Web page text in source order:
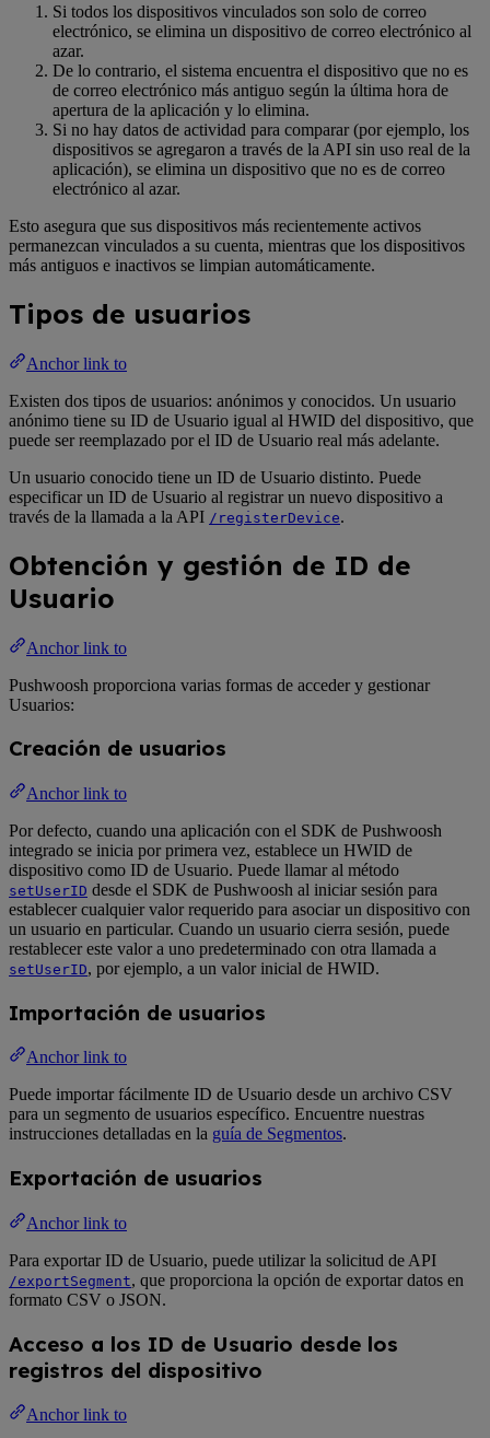
Si todos los dispositivos vinculados son solo de correo
electrónico, se elimina un dispositivo de correo electrónico al
azar.
De lo contrario, el sistema encuentra el dispositivo que no es
de correo electrónico más antiguo según la última hora de
apertura de la aplicación y lo elimina.
Si no hay datos de actividad para comparar (por ejemplo, los
dispositivos se agregaron a través de la API sin uso real de la
aplicación), se elimina un dispositivo que no es de correo
electrónico al azar.
Esto asegura que sus dispositivos más recientemente activos
permanezcan vinculados a su cuenta, mientras que los dispositivos
más antiguos e inactivos se limpian automáticamente.
Tipos de usuarios
Anchor link to
Existen dos tipos de usuarios: anónimos y conocidos. Un usuario
anónimo tiene su ID de Usuario igual al HWID del dispositivo, que
puede ser reemplazado por el ID de Usuario real más adelante.
Un usuario conocido tiene un ID de Usuario distinto. Puede
especificar un ID de Usuario al registrar un nuevo dispositivo a
través de la llamada a la API /registerDevice.
Obtención y gestión de ID de
Usuario
Anchor link to
Pushwoosh proporciona varias formas de acceder y gestionar
Usuarios:
Creación de usuarios
Anchor link to
Por defecto, cuando una aplicación con el SDK de Pushwoosh
integrado se inicia por primera vez, establece un HWID de
dispositivo como ID de Usuario. Puede llamar al método
setUserID desde el SDK de Pushwoosh al iniciar sesión para
establecer cualquier valor requerido para asociar un dispositivo con
un usuario en particular. Cuando un usuario cierra sesión, puede
restablecer este valor a uno predeterminado con otra llamada a
setUserID, por ejemplo, a un valor inicial de HWID.
Importación de usuarios
Anchor link to
Puede importar fácilmente ID de Usuario desde un archivo CSV
para un segmento de usuarios específico. Encuentre nuestras
instrucciones detalladas en la guía de Segmentos.
Exportación de usuarios
Anchor link to
Para exportar ID de Usuario, puede utilizar la solicitud de API
/exportSegment, que proporciona la opción de exportar datos en
formato CSV o JSON.
Acceso a los ID de Usuario desde los
registros del dispositivo
Anchor link to